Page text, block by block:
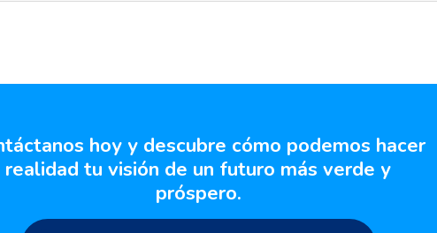
hoy y descubre cómo podemos hacer
realidad tu visión de un futuro más verde y
próspero.